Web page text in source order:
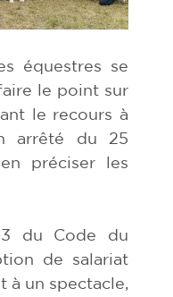
équestres se
le point sur
le recours à
arrêté du 25
préciser les
3 du Code du
de salariat
à un spectacle,